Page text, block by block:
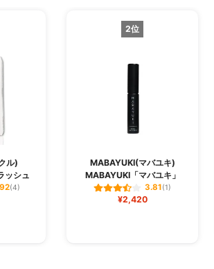
ル)
ッシュ
(4)
2位
MABAYUKI(マバユキ)
MABAYUKI「マバユキ」
3.81(1)
¥2,420